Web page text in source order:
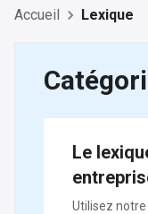
Accueil Lexique
Le
Utilisez